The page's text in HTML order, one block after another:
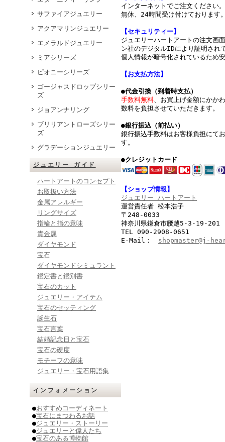
サファイアジュエリー
アクアマリンジュエリー
エメラルドジュエリー
ミアシリーズ
ピオニーシリーズ
ゴージャスドロップシリー
ズ
ジョアンナリング
ブリリアントローズシリー
ズ
グラデーションジュエリー
ジュエリー ガイド
ハートアートのコンセプト
お取扱い方法
金属アレルギー
リングサイズ
指輪と指の意味
貴金属
ダイヤモンド
宝石
ダイヤモンドシミュラント
鑑定書と鑑別書
宝石のカット
ジュエリー・アイテム
宝石のセッティング
誕生石
宝石言葉
結婚記念日と宝石
宝石の硬度
モチーフの意味
ジュエリー・宝石用語集
インフォメーション
●おすすめコーディネート
●宝石にまつわるお話
●ジュエリー・ストーリー
●ジュエリーと偉人たち
●宝石のある博物館
インターネットでご注文ください
無休、24時間受け付けております
【セキュリティー】
ジュエリーハートアートの注文画
ン社のデジタルIDにより証明され
個人情報が暗号化されているため
【お支払方法】
●代金引換（到着時支払）
手数料無料、お買上げ金額にかか
数料を負担させていただきます。
●銀行振込（前払い）
銀行振込手数料はお客様負担にて
す。
●クレジットカード
【ショップ情報】
ジュエリー ハートアート
運営責任者 松本浩子
〒248-0033
神奈川県鎌倉市腰越5-3-19-201
TEL 090-2908-0651
E-Mail： shopmaster@j-